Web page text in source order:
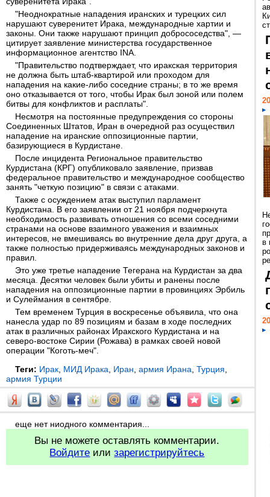
"Неоднократные нападения иранских и турецких сил
нарушают суверенитет Ирака, международные хартии и
законы. Они также нарушают принцип добрососедства", —
цитирует заявление министерства государственное
информационное агентство INA.
"Правительство подтверждает, что иракская территория
не должна быть штаб-квартирой или проходом для
нападения на какие-либо соседние страны; в то же время
оно отказывается от того, чтобы Ирак был зоной или полем
битвы для конфликтов и расплаты".
Несмотря на постоянные предупреждения со стороны
Соединенных Штатов, Иран в очередной раз осуществил
нападение на иранские оппозиционные партии,
базирующиеся в Курдистане.
После инцидента Региональное правительство
Курдистана (КРГ) опубликовало заявление, призвав
федеральное правительство и международное сообщество
занять "четкую позицию" в связи с атаками.
Также с осуждением атак выступил парламент
Курдистана. В его заявлении от 21 ноября подчеркнута
необходимость развивать отношения со всеми соседними
странами на основе взаимного уважения и взаимных
интересов, не вмешиваясь во внутренние дела друг друга, а
также полностью придерживаясь международных законов и
правил.
Это уже третье нападение Тегерана на Курдистан за два
месяца. Десятки человек были убиты и ранены после
нападения на оппозиционные партии в провинциях Эрбиль
и Сулеймания в сентябре.
Тем временем Турция в воскресенье объявила, что она
нанесла удар по 89 позициям и базам в ходе последних
атак в различных районах Иракского Курдистана и на
северо-востоке Сирии (Рожава) в рамках своей новой
операции "Коготь-меч".
Теги: Ирак МИД Ирака Иран армия Ирана Турция
армия Турции
еще нет ниодного комментария...
Вы не можете оставлять комментарии.
Войдите илизарегистрируйтесь
в